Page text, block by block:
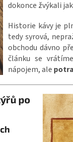
dokonce žvýkali
Historie kávy je
tedy syrová,
obchodu dávno
článku se
nápojem, ale
po